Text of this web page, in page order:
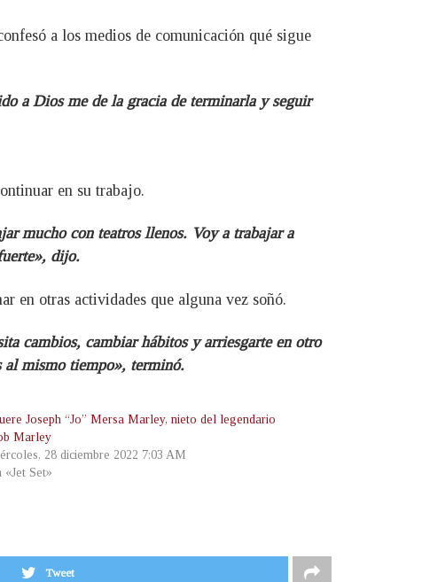
a los medios de comunicación qué sigue
a Dios me de la gracia de terminarla y seguir
en su trabajo.
mucho con teatros llenos. Voy a trabajar a
dijo.
en otras actividades que alguna vez soñó.
cambios, cambiar hábitos y arriesgarte en otro
al mismo tiempo», terminó.
Joseph “Jo” Mersa Marley, nieto del legendario
Marley
28 diciembre 2022 7:03 AM
«Jet Set»
Tweet